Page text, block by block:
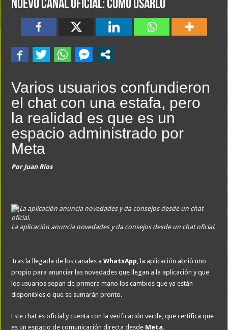
nuevo canal oficial: cómo usarlo
Varios usuarios confundieron
el chat con una estafa, pero
la realidad es que es un
espacio administrado por
Meta
Por Juan Ríos
La aplicación anuncia novedades y da consejos desde un chat oficial.
Tras la llegada de los canales aWhatsApp , la aplicación abrió uno
propio para anunciar las novedades que llegan a la aplicación y que
los usuarios sepan de primera mano los cambios que ya están
disponibles o que se sumarán pronto.
Este chat es oficial y cuenta con la verificación verde, que certifica que
es un espacio de comunicación directa desde Meta.